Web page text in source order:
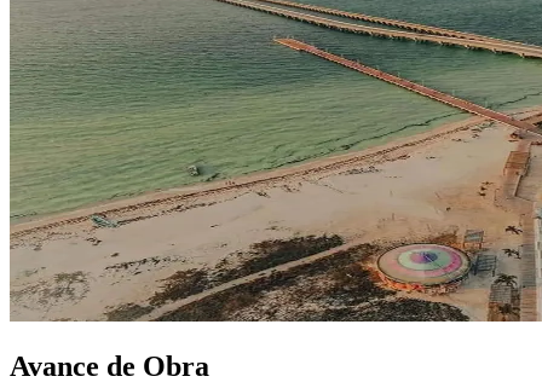
Avance de Obra